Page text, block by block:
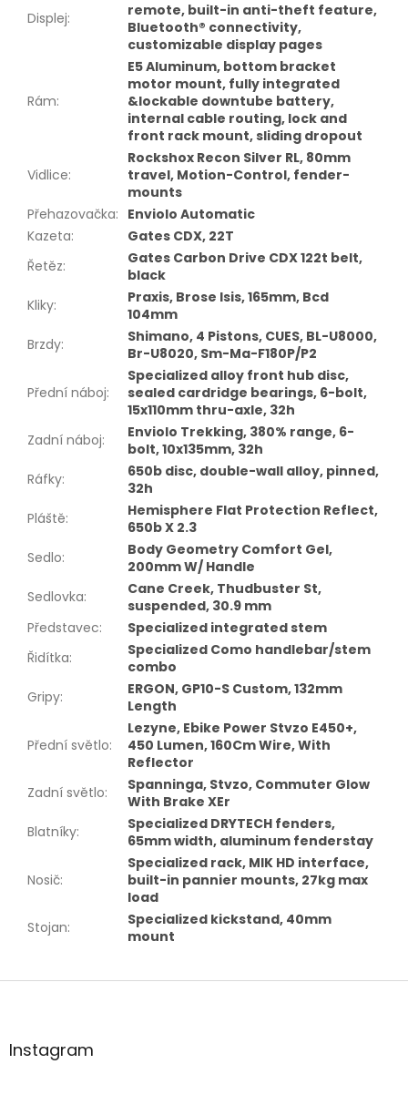
Displej:
remote, built-in anti-theft feature,
Bluetooth® connectivity,
customizable display pages
Rám:
E5 Aluminum, bottom bracket
motor mount, fully integrated
&lockable downtube battery,
internal cable routing, lock and
front rack mount, sliding dropout
Vidlice:
Rockshox Recon Silver RL, 80mm
travel, Motion-Control, fender-
mounts
Přehazovačka: Enviolo Automatic
Kazeta:
Gates CDX, 22T
Řetěz:
Gates Carbon Drive CDX 122t belt,
black
Kliky:
Praxis, Brose Isis, 165mm, Bcd
104mm
Brzdy:
Shimano, 4 Pistons, CUES, BL-U8000,
Br-U8020, Sm-Ma-F180P/P2
Přední náboj:
Specialized alloy front hub disc,
sealed cardridge bearings, 6-bolt,
15x110mm thru-axle, 32h
Zadní náboj:
Enviolo Trekking, 380% range, 6-
bolt, 10x135mm, 32h
Ráfky:
650b disc, double-wall alloy, pinned,
32h
Pláště:
Hemisphere Flat Protection Reflect,
650b X 2.3
Sedlo:
Body Geometry Comfort Gel,
200mm W/ Handle
Sedlovka:
Cane Creek, Thudbuster St,
suspended, 30.9 mm
Představec:
Specialized integrated stem
Řidítka:
Specialized Como handlebar/stem
combo
Gripy:
ERGON, GP10-S Custom, 132mm
Length
Přední světlo:
Lezyne, Ebike Power Stvzo E450+,
450 Lumen, 160Cm Wire, With
Reflector
Zadní světlo:
Spanninga, Stvzo, Commuter Glow
With Brake XEr
Blatníky:
Specialized DRYTECH fenders,
65mm width, aluminum fenderstay
Nosič:
Specialized rack, MIK HD interface,
built-in pannier mounts, 27kg max
load
Stojan:
Specialized kickstand, 40mm
mount
Z
aInstagram